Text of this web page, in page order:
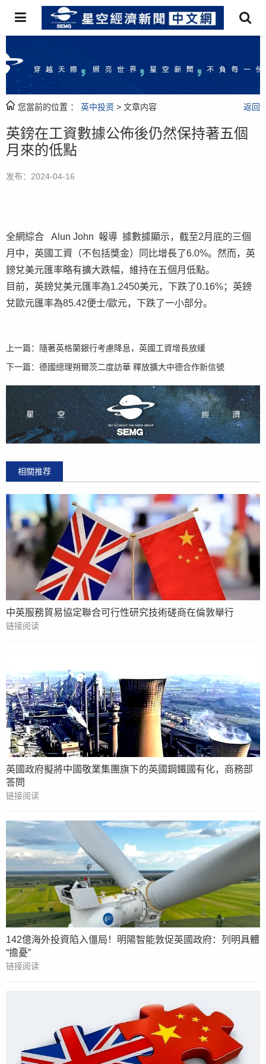
您當前的位置 ： 英中投资 > 文章内容 返回
英鎊在工資數據公佈後仍然保持著五個
月來的低點
发布：2024-04-16
全網綜合 Alun John 報導 據數據顯示，截至2月底的三個
月中，英國工資（不包括獎金）同比增長了6.0%。然而，英
鎊兌美元匯率略有擴大跌幅，維持在五個月低點。
目前，英鎊兌美元匯率為1.2450美元，下跌了0.16%；英鎊
兌歐元匯率為85.42便士/歐元，下跌了一小部分。
上一篇： 隨著英格蘭銀行考慮降息，英國工資增長放緩
下一篇： 德國總理朔爾茨二度訪華 釋放擴大中德合作新信號
相關推荐
中英服務貿易協定聯合可行性研究技術磋商在倫敦舉行
链接阅读
英國政府擬將中國敬業集團旗下的英國鋼鐵國有化，商務部
答問
链接阅读
142億海外投資陷入僵局！明陽智能敦促英國政府：列明具體
“擔憂”
链接阅读